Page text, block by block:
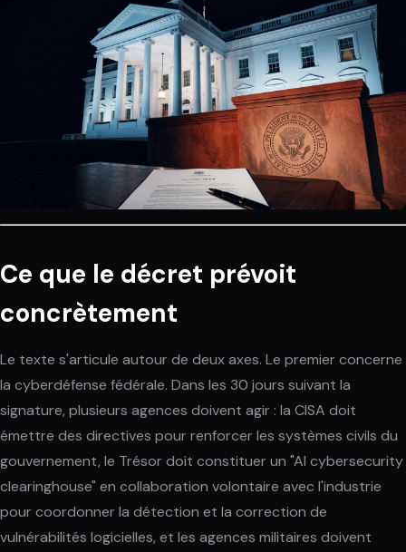
Ce que le décret prévoit
concrètement
Le texte s'articule autour de deux axes. Le premier concerne
la cyberdéfense fédérale. Dans les 30 jours suivant la
signature, plusieurs agences doivent agir : la CISA doit
émettre des directives pour renforcer les systèmes civils du
gouvernement, le Trésor doit constituer un "AI cybersecurity
clearinghouse" en collaboration volontaire avec l'industrie
pour coordonner la détection et la correction de
vulnérabilités logicielles, et les agences militaires doivent